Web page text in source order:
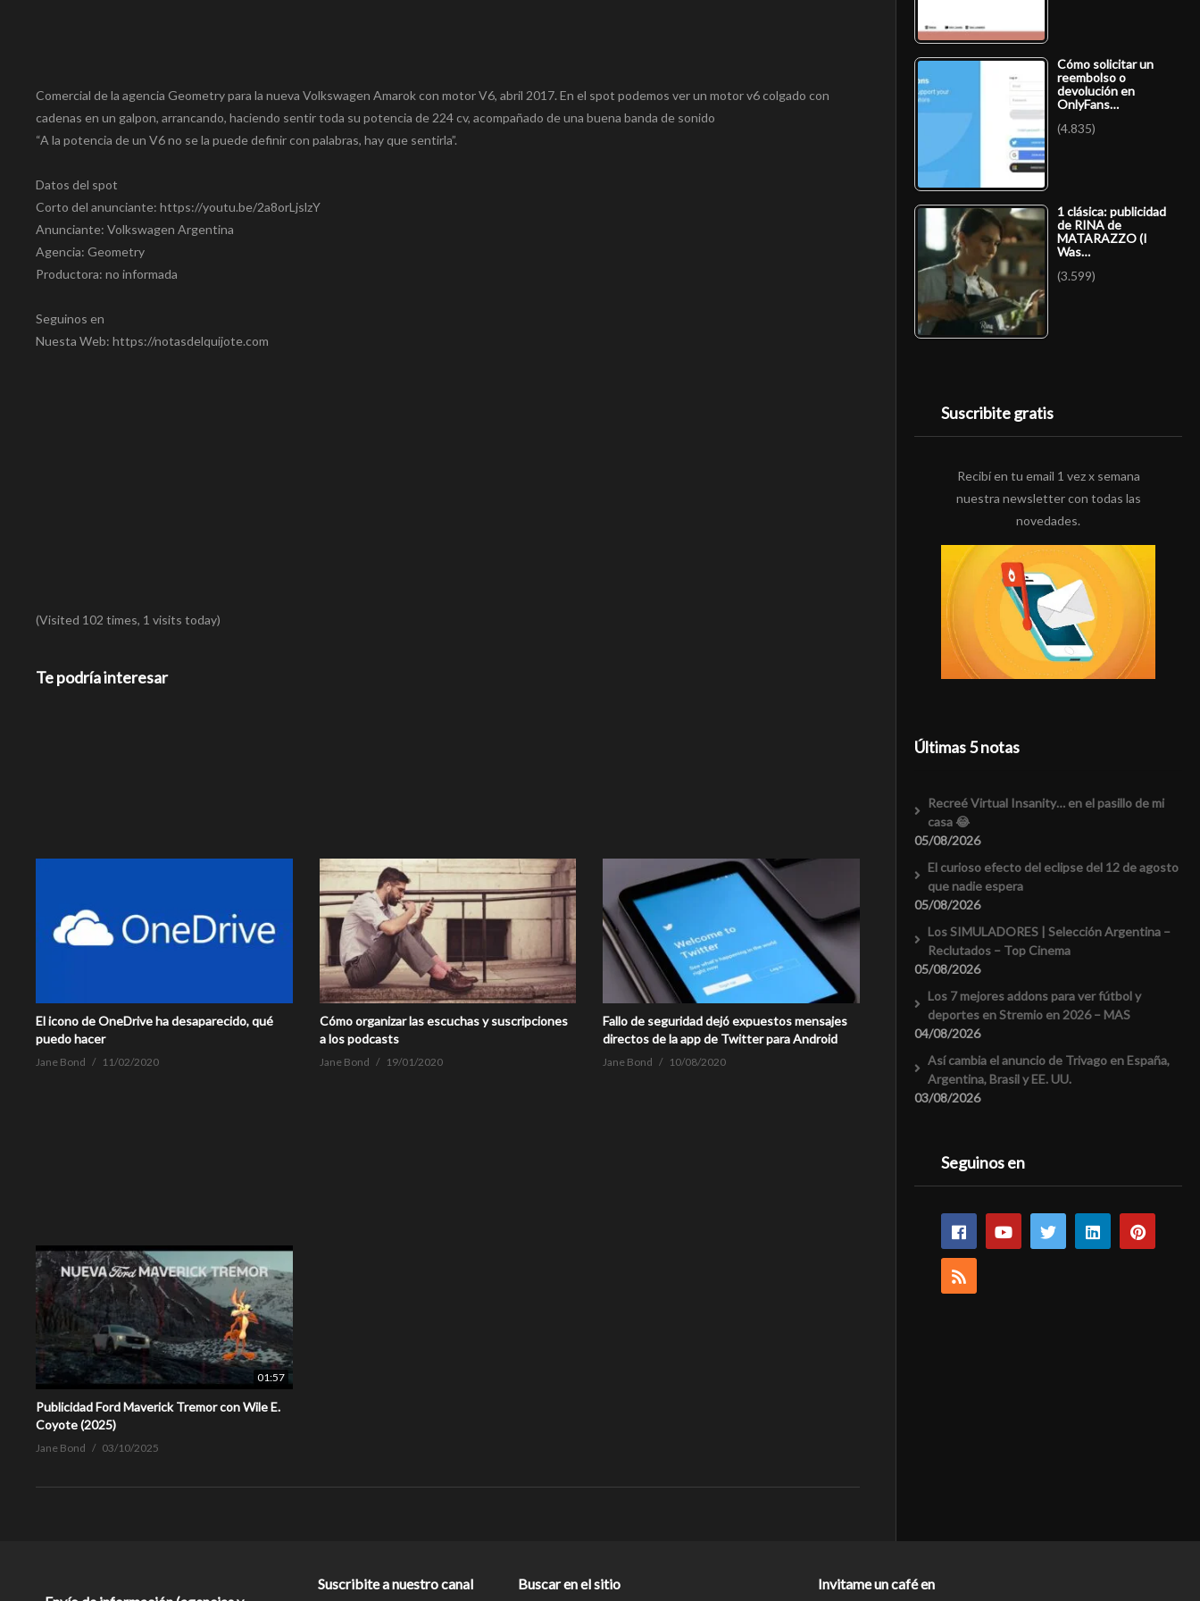
Comercial de la agencia Geometry para la nueva Volkswagen Amarok con motor V6, abril 2017. En el spot podemos ver un motor v6 colgado con
cadenas en un galpon, arrancando, haciendo sentir toda su potencia de 224 cv, acompañado de una buena banda de sonido
“A la potencia de un V6 no se la puede definir con palabras, hay que sentirla”.
Datos del spot
Corto del anunciante: https://youtu.be/2a8orLjslzY
Anunciante: Volkswagen Argentina
Agencia: Geometry
Productora: no informada
Seguinos en
Nuesta Web: https://notasdelquijote.com
(Visited 102 times, 1 visits today)
Te podría interesar
El icono de OneDrive ha desaparecido, qué
puedo hacer
Jane Bond 11/02/2020
Cómo organizar las escuchas y suscripciones
a los podcasts
Jane Bond 19/01/2020
Fallo de seguridad dejó expuestos mensajes
directos de la app de Twitter para Android
Jane Bond 10/08/2020
01:57
Publicidad Ford Maverick Tremor con Wile E.
Coyote (2025)
Jane Bond 03/10/2025
Cómo solicitar un
reembolso o
devolución en
OnlyFans…
(4.835)
1 clásica: publicidad
de RINA de
MATARAZZO (I
Was…
(3.599)
Suscribite gratis
Recibí en tu email 1 vez x semana
nuestra newsletter con todas las
novedades.
Últimas 5 notas
Recreé Virtual Insanity… en el pasillo de mi
casa 😂
05/08/2026
El curioso efecto del eclipse del 12 de agosto
que nadie espera
05/08/2026
Los SIMULADORES | Selección Argentina –
Reclutados – Top Cinema
05/08/2026
Los 7 mejores addons para ver fútbol y
deportes en Stremio en 2026 – MAS
04/08/2026
Así cambia el anuncio de Trivago en España,
Argentina, Brasil y EE. UU.
03/08/2026
Seguinos en
Suscribite a nuestro canal
Buscar en el sitio
Invitame un café en